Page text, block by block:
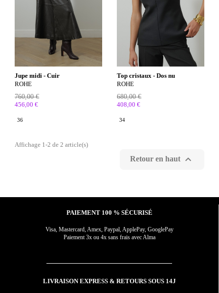
Jupe midi - Cuir
ROHE
760,00 €
456,00 €
36
Top cristaux - Dos nu
ROHE
680,00 €
408,00 €
34
Affichage 1-2 de 2 article(s)
Retour en haut 
PAIEMENT 100 % SÉCURISÉ
Visa, Mastercard, Amex, Paypal, ApplePay, GooglePay
Paiement 3x ou 4x sans frais avec Alma
LIVRAISON EXPRESS & RETOURS SOUS 14J